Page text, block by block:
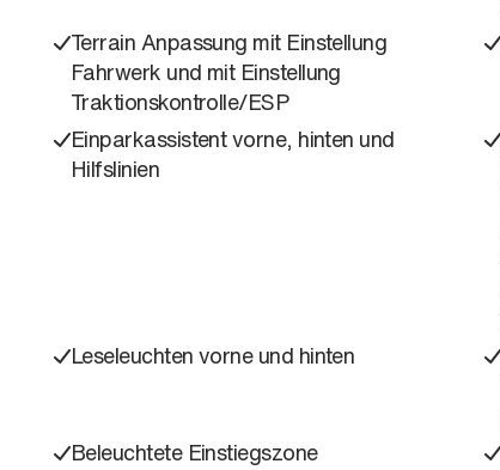
Terrain Anpassung mit Einstellung
Fahrwerk und mit Einstellung
Traktionskontrolle/ESP
Einparkassistent vorne, hinten und
Hilfslinien
Leseleuchten vorne und hinten
Beleuchtete Einstiegszone